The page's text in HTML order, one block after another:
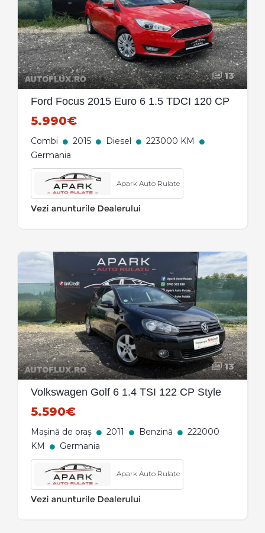
13
Ford Focus 2015 Euro 6 1.5 TDCI 120 CP
5.990€
Combi 2015 Diesel
223000 KM
Germania
Apark Auto Rulate
13
Volkswagen Golf 6 1.4 TSI 122 CP Style
5.590€
Mașină de oraș 2011 Benzină
222000
KM
Germania
Apark Auto Rulate